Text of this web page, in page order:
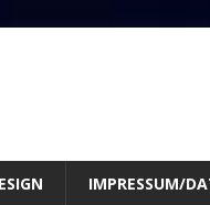
IMPRESSUM/